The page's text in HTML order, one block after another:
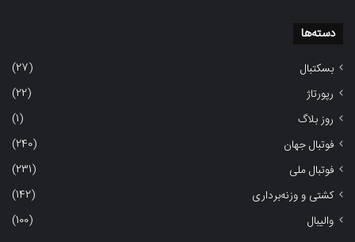
دسته‌ها
بسکتبال
(27)
رپورتاژ
(22)
روز بلاگ
(1)
فوتبال جهان
(240)
فوتبال ملی
(231)
کشتی و وزنه‌برداری
(142)
والیبال
(100)